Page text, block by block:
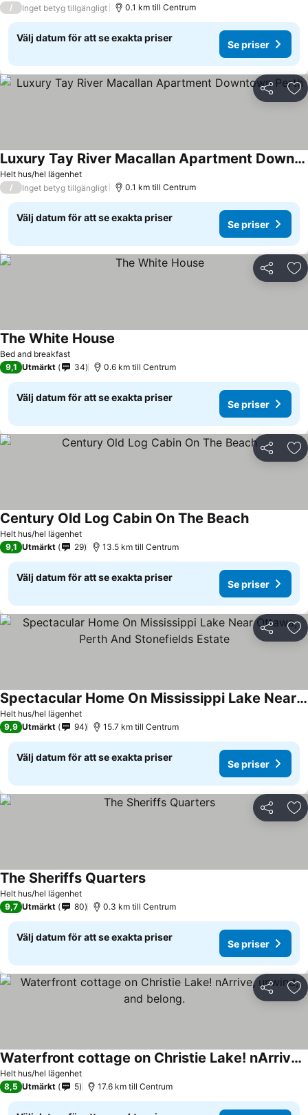
/ Inget betyg tillgängligt 0.1 km till Centrum
Välj datum för att se exakta priser
Se priser
Dela
Helt hus/hel lägenhet
Luxury Tay River Macallan Apartment Downtown Perth
/ Inget betyg tillgängligt 0.1 km till Centrum
Välj datum för att se exakta priser
Se priser
Dela
Bed and breakfast
The White House
9,1 Utmärkt 34 0.6 km till Centrum
Välj datum för att se exakta priser
Se priser
Dela
Helt hus/hel lägenhet
Century Old Log Cabin On The Beach
9,1 Utmärkt 29 13.5 km till Centrum
Välj datum för att se exakta priser
Se priser
Dela
Helt hus/hel lägenhet
Spectacular Home On Mississippi Lake Near Ottawa, Perth And Stonefields Estate
9,9 Utmärkt 94 15.7 km till Centrum
Välj datum för att se exakta priser
Se priser
Dela
Helt hus/hel lägenhet
The Sheriffs Quarters
9,7 Utmärkt 80 0.3 km till Centrum
Välj datum för att se exakta priser
Se priser
Dela
Helt hus/hel lägenhet
Waterfront cottage on Christie Lake! nArrive, unwind, and belong.
8,5 Utmärkt 5 17.6 km till Centrum